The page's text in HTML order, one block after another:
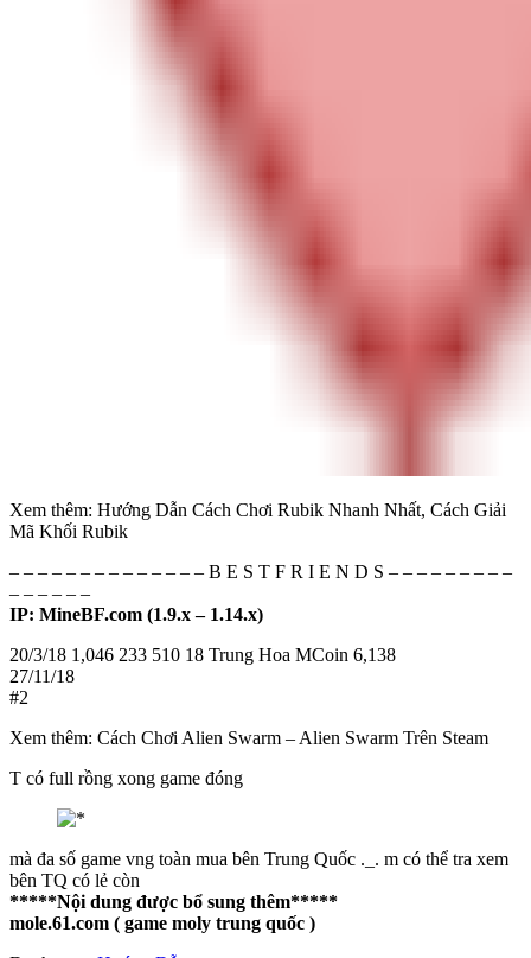
Xem thêm: Hướng Dẫn Cách Chơi Rubik Nhanh Nhất, Cách Giải
Mã Khối Rubik
– – – – – – – – – – – – – – B E S T F R I E N D S – – – – – – – – –
– – – – – –
IP: MineBF.com (1.9.x – 1.14.x)
20/3/18 1,046 233 510 18 Trung Hoa MCoin 6,138
27/11/18
#2
Xem thêm: Cách Chơi Alien Swarm – Alien Swarm Trên Steam
T có full rồng xong game đóng
mà đa số game vng toàn mua bên Trung Quốc ._. m có thể tra xem
bên TQ có lẻ còn
*****Nội dung được bổ sung thêm*****
mole.61.com ( game moly trung quốc )